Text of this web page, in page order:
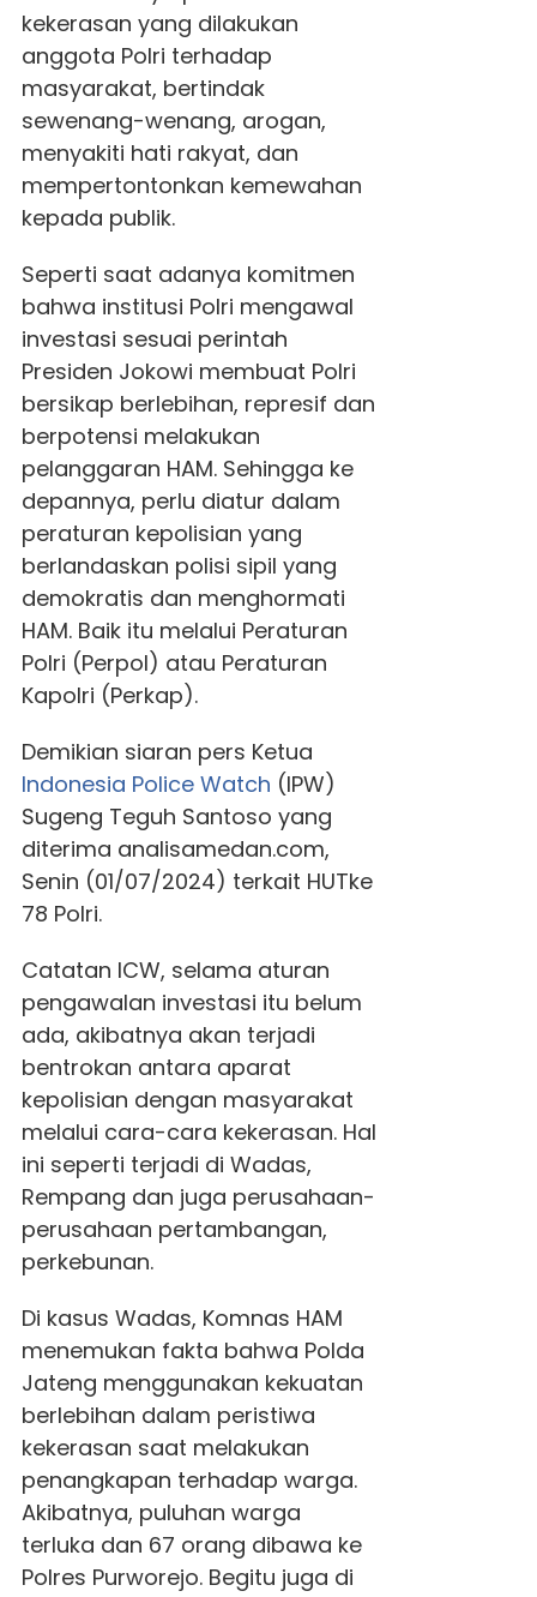
kekerasan yang dilakukan
anggota Polri terhadap
masyarakat, bertindak
sewenang-wenang, arogan,
menyakiti hati rakyat, dan
mempertontonkan kemewahan
kepada publik.
Seperti saat adanya komitmen
bahwa institusi Polri mengawal
investasi sesuai perintah
Presiden Jokowi membuat Polri
bersikap berlebihan, represif dan
berpotensi melakukan
pelanggaran HAM. Sehingga ke
depannya, perlu diatur dalam
peraturan kepolisian yang
berlandaskan polisi sipil yang
demokratis dan menghormati
HAM. Baik itu melalui Peraturan
Polri (Perpol) atau Peraturan
Kapolri (Perkap).
Demikian siaran pers Ketua
Indonesia Police Watch (IPW)
Sugeng Teguh Santoso yang
diterima analisamedan.com,
Senin (01/07/2024) terkait HUTke
78 Polri.
Catatan ICW, selama aturan
pengawalan investasi itu belum
ada, akibatnya akan terjadi
bentrokan antara aparat
kepolisian dengan masyarakat
melalui cara-cara kekerasan. Hal
ini seperti terjadi di Wadas,
Rempang dan juga perusahaan-
perusahaan pertambangan,
perkebunan.
Di kasus Wadas, Komnas HAM
menemukan fakta bahwa Polda
Jateng menggunakan kekuatan
berlebihan dalam peristiwa
kekerasan saat melakukan
penangkapan terhadap warga.
Akibatnya, puluhan warga
terluka dan 67 orang dibawa ke
Polres Purworejo. Begitu juga di